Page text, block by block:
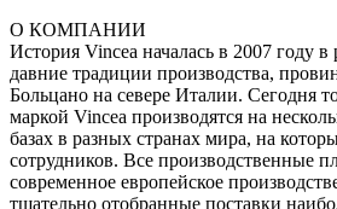
О КОМПАНИИ
История Vincea началась в 2007 году
давние традиции производства,
Больцано на севере Италии. Сегодня
маркой Vincea производятся на
базах в разных странах мира, на
сотрудников. Все производственные
современное европейское
тщательно отобранные поставки